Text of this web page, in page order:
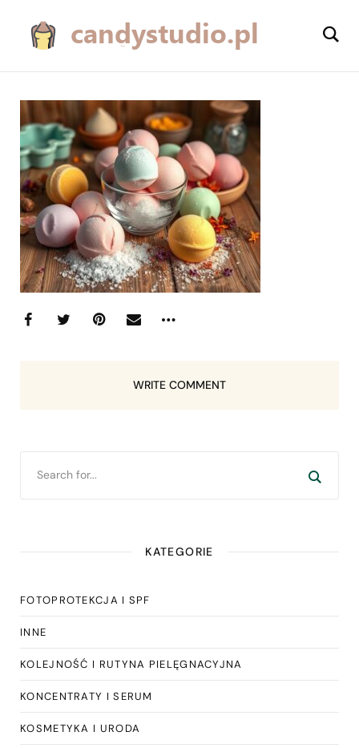
WRITE COMMENT
KATEGORIE
FOTOPROTEKCJA I SPF
INNE
KOLEJNOŚĆ I RUTYNA PIELĘGNACYJNA
KONCENTRATY I SERUM
KOSMETYKA I URODA